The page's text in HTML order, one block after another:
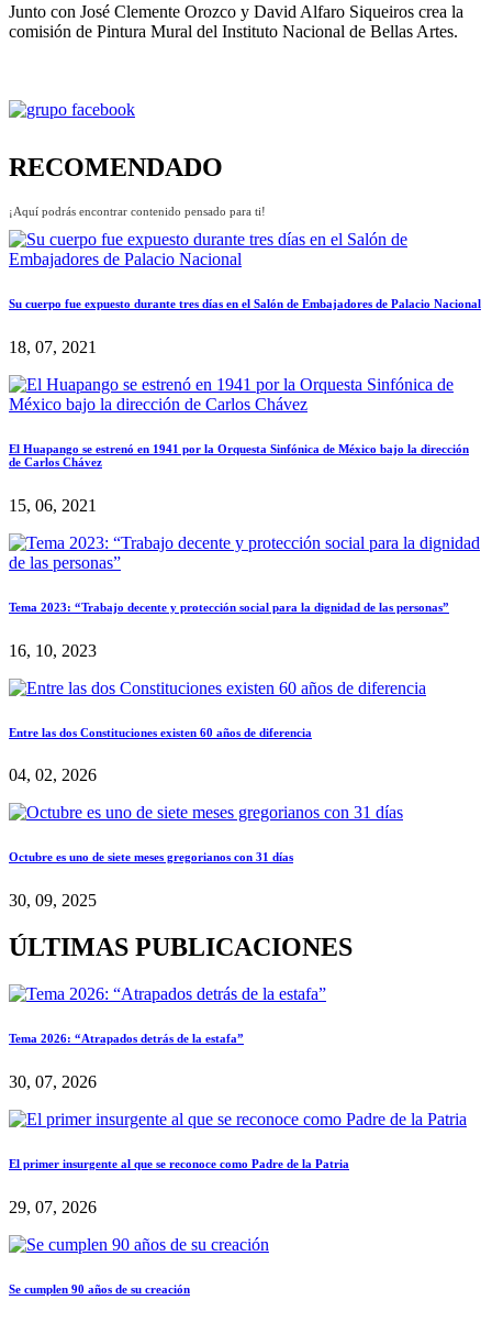
Junto con José Clemente Orozco y David Alfaro Siqueiros crea la
comisión de Pintura Mural del Instituto Nacional de Bellas Artes.
RECOMENDADO
¡Aquí podrás encontrar contenido pensado para ti!
Su cuerpo fue expuesto durante tres días en el Salón de Embajadores de Palacio Nacional
18, 07, 2021
El Huapango se estrenó en 1941 por la Orquesta Sinfónica de México bajo la dirección
de Carlos Chávez
15, 06, 2021
Tema 2023: “Trabajo decente y protección social para la dignidad de las personas”
16, 10, 2023
Entre las dos Constituciones existen 60 años de diferencia
04, 02, 2026
Octubre es uno de siete meses gregorianos con 31 días
30, 09, 2025
ÚLTIMAS PUBLICACIONES
Tema 2026: “Atrapados detrás de la estafa”
30, 07, 2026
El primer insurgente al que se reconoce como Padre de la Patria
29, 07, 2026
Se cumplen 90 años de su creación